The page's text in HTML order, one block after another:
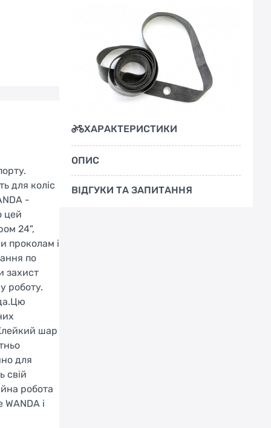
для коліс
-
цей
24",
проколам і
по
захист
роботу.
шар
для
свій
робота
і
ХАРАКТЕРИСТИКИ
ОПИС
ВІДГУКИ ТА ЗАПИТАННЯ